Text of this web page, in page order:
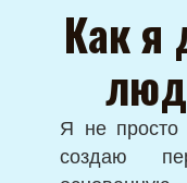
Как я
Я не
создаю